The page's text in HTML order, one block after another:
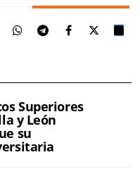
Superiores
y León
su